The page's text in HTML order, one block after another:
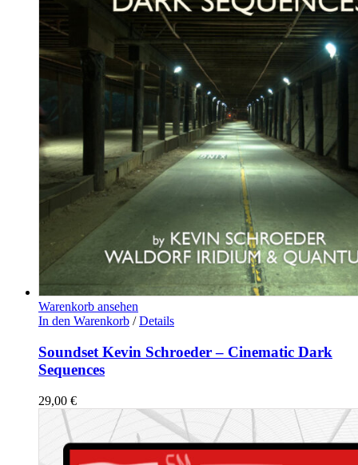
Warenkorb ansehen
In den Warenkorb / Details
Soundset Kevin Schroeder – Cinematic Dark
Sequences
29,00 €